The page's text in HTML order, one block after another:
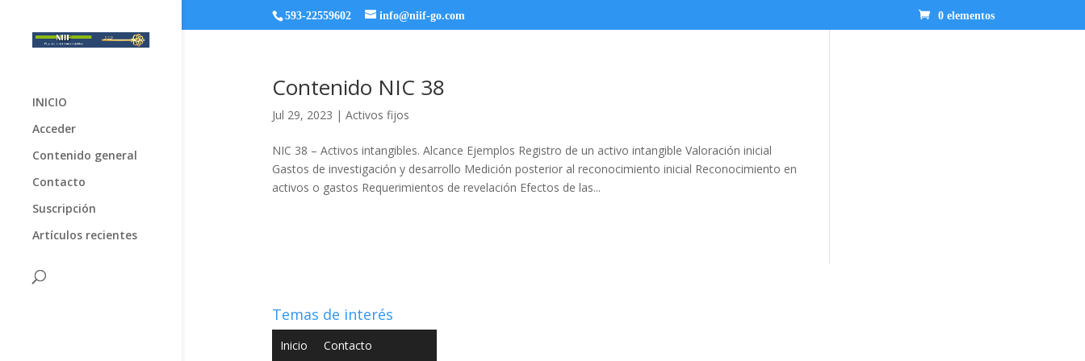
593-22559602 info@niif-go.com 0 elementos
INICIO
Acceder
Contenido general
Contacto
Suscripción
Artículos recientes
Contenido NIC 38
Jul 29, 2023 | Activos fijos
NIC 38 – Activos intangibles. Alcance Ejemplos Registro de un activo intangible Valoración inicial
Gastos de investigación y desarrollo Medición posterior al reconocimiento inicial Reconocimiento en
activos o gastos Requerimientos de revelación Efectos de las...
Temas de interés
Inicio Contacto